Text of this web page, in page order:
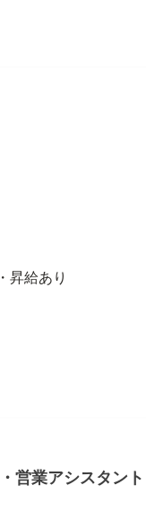
昇給あり
営業アシスタント